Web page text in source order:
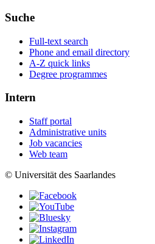
Suche
Full-text search
Phone and email directory
A-Z quick links
Degree programmes
Intern
Staff portal
Administrative units
Job vacancies
Web team
© Universität des Saarlandes